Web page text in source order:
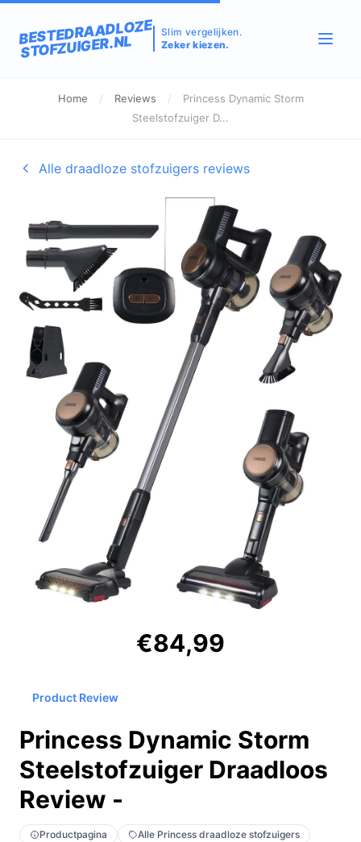
BESTEDRAADLOZE
STOFZUIGER.NL
Slim vergelijken.
Zeker kiezen.
Home / Reviews /
Princess Dynamic Storm
Steelstofzuiger D...
Alle draadloze stofzuigers reviews
€84,99
Product Review
Princess Dynamic Storm
Steelstofzuiger Draadloos
Review -
Productpagina Alle Princess draadloze stofzuigers